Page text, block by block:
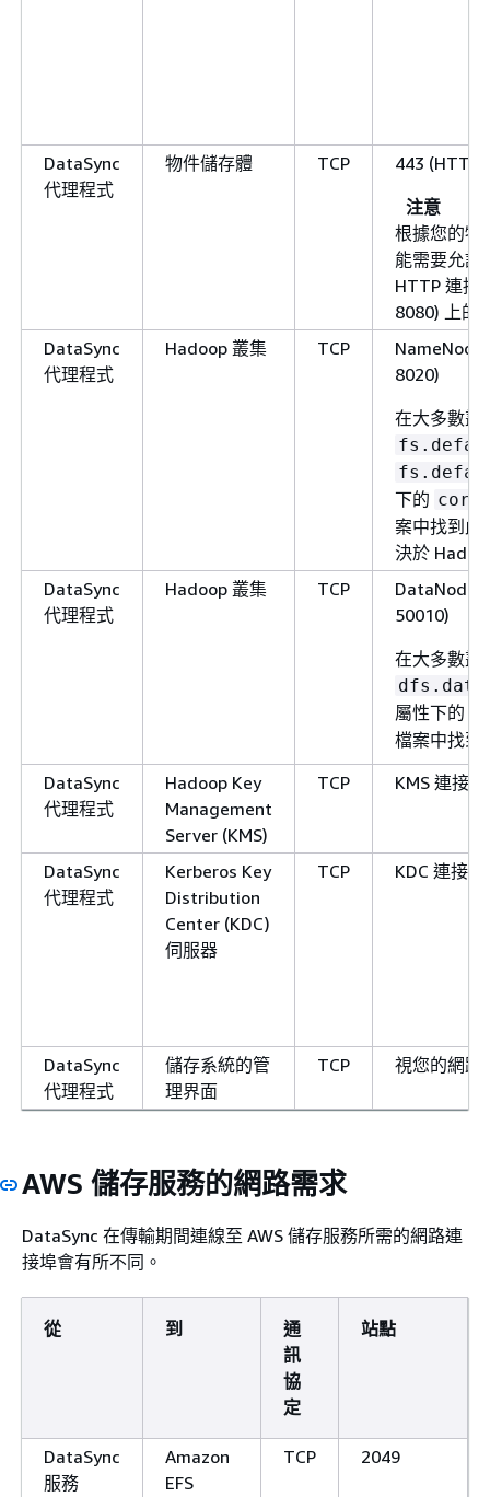
DataSync
代理程式
物件儲存體 TCP
443
注意
根據您的物
能需要允許
HTTP 連接
8080) 上的
DataSync
代理程式
Hadoop 叢集 TCP
NameNode
8020)
在大多數叢
下的
案中找到此
決於
DataSync
代理程式
Hadoop 叢集 TCP
DataNode
50010)
在大多數叢
屬性下的
檔案中找到
DataSync
代理程式
Hadoop Key
Management
Server (KMS)
TCP KMS 連接
DataSync
代理程式
Kerberos Key
Distribution
Center (KDC)
伺服器
TCP KDC 連接
DataSync
代理程式
儲存系統的管
理界面
TCP 視您的網路
AWS 儲存服務的網路需求
DataSync 在傳輸期間連線至 AWS 儲存服務所需的網路連
接埠會有所不同。
從 到
通
訊
協
定
站點
DataSync
服務
Amazon
EFS
TCP 2049